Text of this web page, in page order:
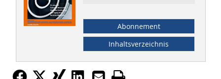
Abonnement
Inhaltsverzeichnis